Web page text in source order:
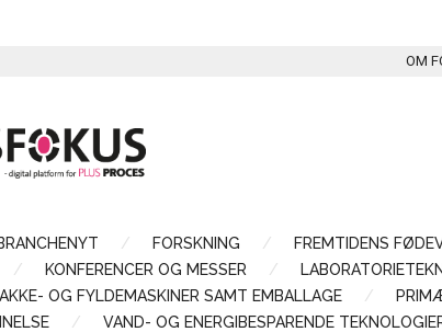
OM
FORSKNING FREMTIDENS
KONFERENCER OG MESSER
OG FYLDEMASKINER SAMT EMBALLAGE
VAND- OG ENERGIBESPARENDE